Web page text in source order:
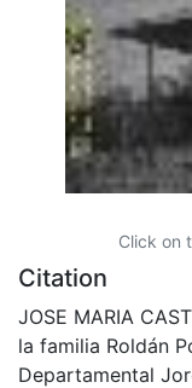
Click on
Citation
JOSE MARIA
la familia Roldán
Departamental